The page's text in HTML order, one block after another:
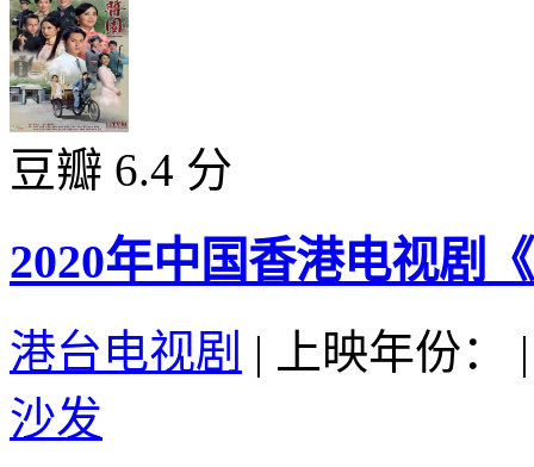
豆瓣 6.4 分
2020年中国香港电视剧
港台电视剧 | 上映年份：
|
沙发